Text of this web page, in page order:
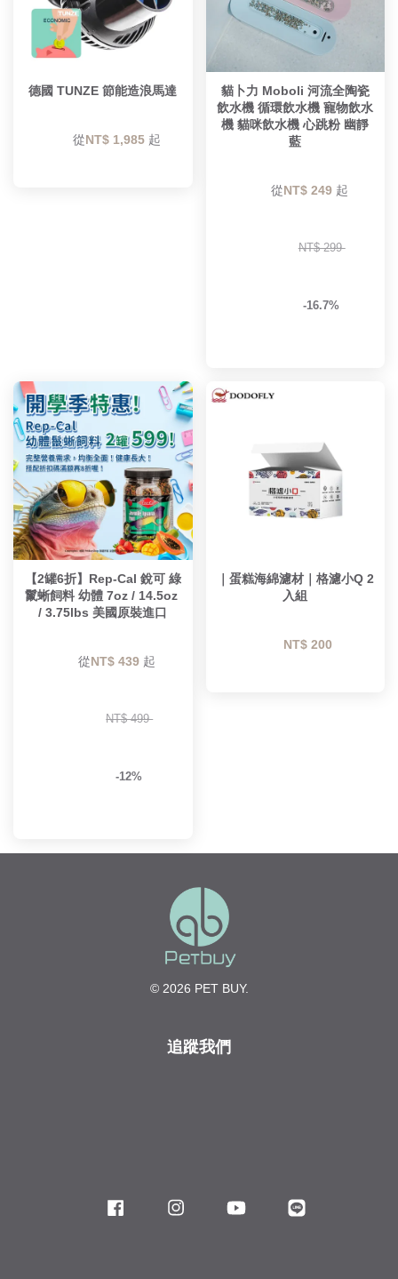
德國 TUNZE 節能造浪馬達
        從
NT$ 1,985 起
貓卜力 Moboli 河流全陶瓷
飲水機 循環飲水機 寵物飲水
機 貓咪飲水機 心跳粉 幽靜
藍
        從
NT$ 249 起
NT$ 299
-16.7%
【2罐6折】Rep-Cal 銳可 綠
鬣蜥飼料 幼體 7oz / 14.5oz
/ 3.75lbs 美國原裝進口
        從
NT$ 439 起
NT$ 499
-12%
｜蛋糕海綿濾材｜格濾小Q 2
入組
NT$ 200
© 2026 PET BUY.
追蹤我們